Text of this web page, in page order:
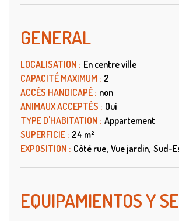
GENERAL
LOCALISATION : En centre ville
CAPACITÉ MAXIMUM : 2
ACCÈS HANDICAPÉ : non
ANIMAUX ACCEPTÉS : Oui
TYPE D'HABITATION : Appartement
SUPERFICIE : 24 m²
EXPOSITION : Côté rue Vue jardin Sud-
EQUIPAMIENTOS Y